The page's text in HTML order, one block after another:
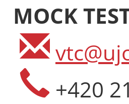
MOCK
+420